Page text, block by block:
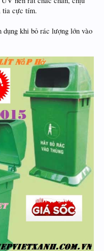
tia cực tím.
khi bỏ rác lượng lớn vào